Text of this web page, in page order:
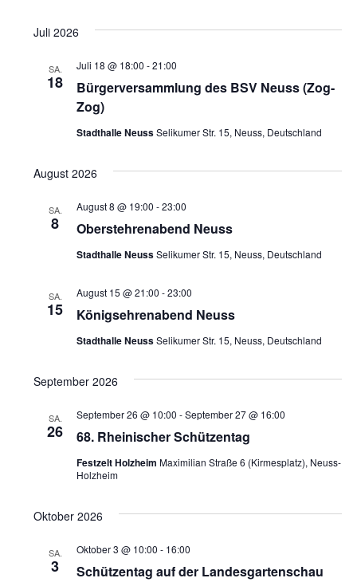
Juli 2026
SA.
18
Bürgerversammlung des BSV Neuss (Zog-
Zog)
Juli 18 @ 18:00 -21:00
Stadthalle NeussSelikumer Str. 15, Neuss, Deutschland
August 2026
SA.
8 Oberstehrenabend Neuss
August 8 @ 19:00 -23:00
Stadthalle NeussSelikumer Str. 15, Neuss, Deutschland
SA.
15 Königsehrenabend Neuss
August 15 @ 21:00 -23:00
Stadthalle NeussSelikumer Str. 15, Neuss, Deutschland
September 2026
SA.
26 68. Rheinischer Schützentag
September 26 @ 10:00 -September 27 @ 16:00
Festzelt Holzheim Maximilian Straße 6 (Kirmesplatz), Neuss-
Holzheim
Oktober 2026
SA.
3 Schützentag auf der Landesgartenschau
Oktober 3 @ 10:00 - 16:00